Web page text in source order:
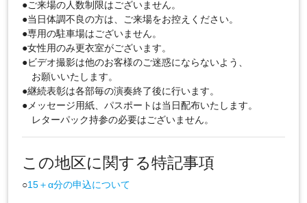
●ご来場の人数制限はございません。
●当日体調不良の方は、ご来場をお控えください。
●専用の駐車場はございません。
●女性用のみ更衣室がございます。
●ビデオ撮影は他のお客様のご迷惑にならないよう、
お願いいたします。
●継続表彰は各部毎の演奏終了後に行います。
●メッセージ用紙、パスポートは当日配布いたします。
レターパック持参の必要はございません。
この地区に関する特記事項
○15＋α分の申込について